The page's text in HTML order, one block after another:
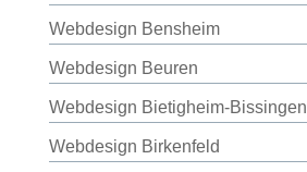
Webdesign Bensheim
Webdesign Beuren
Webdesign Bietigheim-Bissingen
Webdesign Birkenfeld